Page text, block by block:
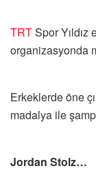
TRTSpor
organizasyonda
Erkeklerde öne
madalya ile
Jordan Stolz…